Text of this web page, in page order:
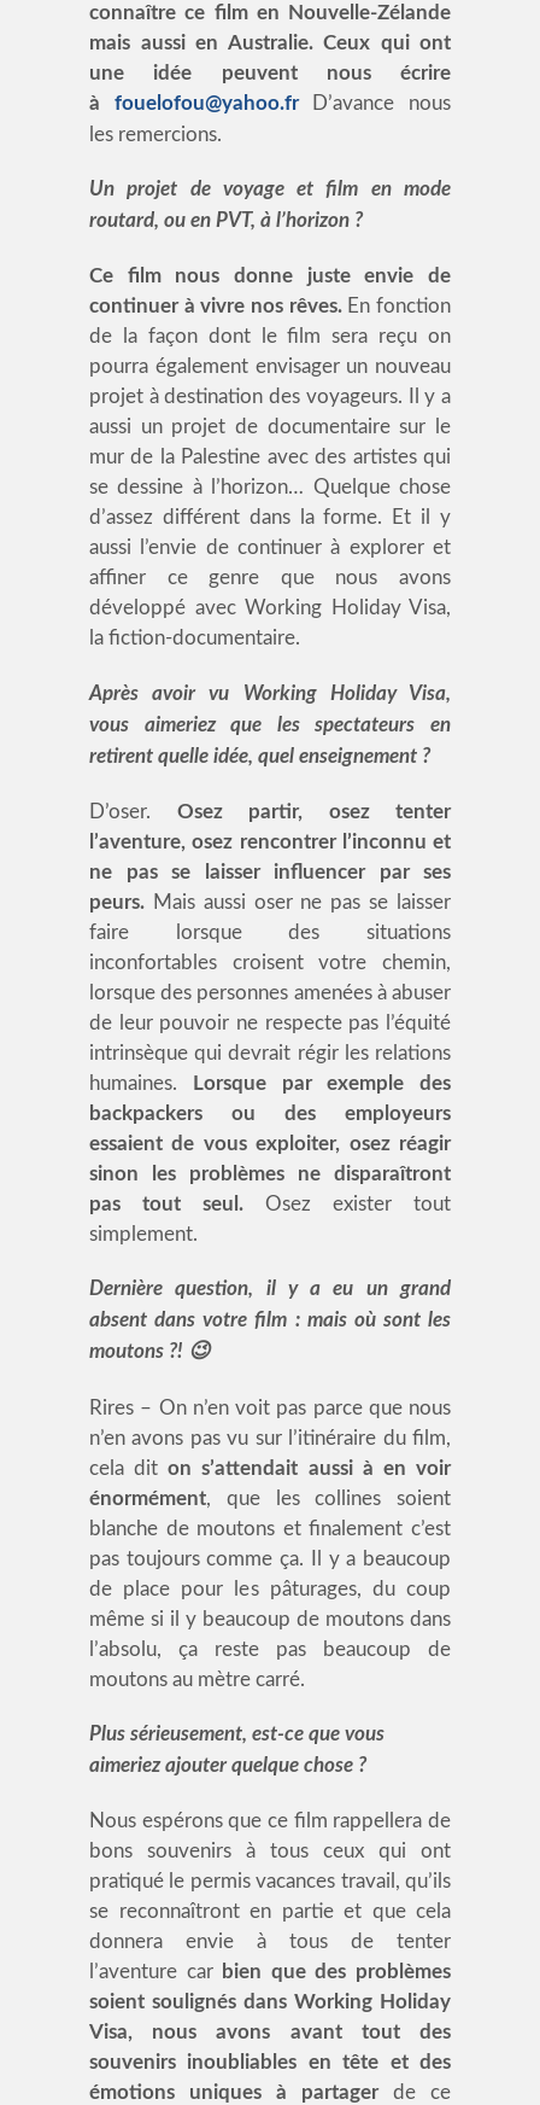
connaître ce film en Nouvelle-Zélande
mais aussi en Australie. Ceux qui ont
une idée peuvent nous écrire
à fouelofou@yahoo.frD’avance nous
les remercions.
Un projet de voyage et film en mode
routard, ou en PVT, à l’horizon ?
Ce film nous donne juste envie de
continuer à vivre nos rêves.En fonction
de la façon dont le film sera reçu on
pourra également envisager un nouveau
projet à destination des voyageurs. Il y a
aussi un projet de documentaire sur le
mur de la Palestine avec des artistes qui
se dessine à l’horizon… Quelque chose
d’assez différent dans la forme. Et il y
aussi l’envie de continuer à explorer et
affiner ce genre que nous avons
développé avec Working Holiday Visa,
la fiction-documentaire.
Après avoir vu Working Holiday Visa,
vous aimeriez que les spectateurs en
retirent quelle idée, quel enseignement ?
D’oser. Osez partir, osez tenter
l’aventure, osez rencontrer l’inconnu et
ne pas se laisser influencer par ses
peurs. Mais aussi oser ne pas se laisser
faire lorsque des situations
inconfortables croisent votre chemin,
lorsque des personnes amenées à abuser
de leur pouvoir ne respecte pas l’équité
intrinsèque qui devrait régir les relations
humaines.
Lorsque par exemple des
backpackers ou des employeurs
essaient de vous exploiter, osez réagir
sinon les problèmes ne disparaîtront
pas tout seul. Osez exister tout
simplement.
Dernière question, il y a eu un grand
absent dans votre film : mais où sont les
moutons ?! 😉
Rires – On n’en voit pas parce que nous
n’en avons pas vu sur l’itinéraire du film,
cela diton s’attendait aussi à en voir
énormément, que les collines soient
blanche de moutons et finalement c’est
pas toujours comme ça. Il y a beaucoup
de place pour les pâturages, du coup
même si il y beaucoup de moutons dans
l’absolu, ça reste pas beaucoup de
moutons au mètre carré.
Plus sérieusement, est-ce que vous
aimeriez ajouter quelque chose ?
Nous espérons que ce film rappellera de
bons souvenirs à tous ceux qui ont
pratiqué le permis vacances travail, qu’ils
se reconnaîtront en partie et que cela
donnera envie à tous de tenter
l’aventure car bien que des problèmes
soient soulignés dans Working Holiday
Visa, nous avons avant tout des
souvenirs inoubliables en tête et des
émotions uniques à partagerde ce